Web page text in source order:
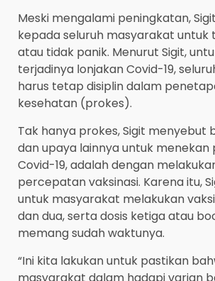
Meski mengalami peningkatan,
kepada seluruh masyarakat
atau tidak panik. Menurut Sigit,
terjadinya lonjakan Covid-19,
harus tetap disiplin dalam
kesehatan (prokes).
Tak hanya prokes, Sigit menyebut
dan upaya lainnya untuk
Covid-19, adalah dengan
percepatan vaksinasi. Karena itu,
untuk masyarakat melakukan
dan dua, serta dosis ketiga atau
memang sudah waktunya.
“Ini kita lakukan untuk pastikan